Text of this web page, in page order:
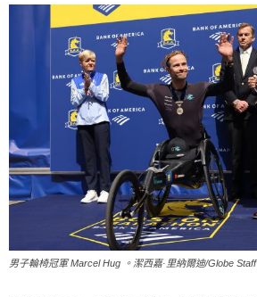
男子輪椅冠軍 Marcel Hug 。潔西嘉·里納爾迪/Globe Staff